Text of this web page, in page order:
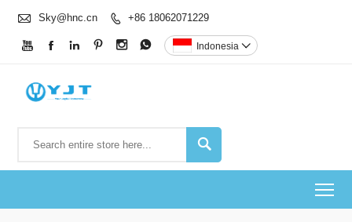
 Sky@hnc.cn  +86 18062071229
      Indonesia 
